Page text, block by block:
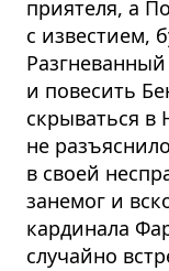
приятеля, а
с известием,
и повесить
скрываться в
не
в своей
занемог и
кардинала
случайно